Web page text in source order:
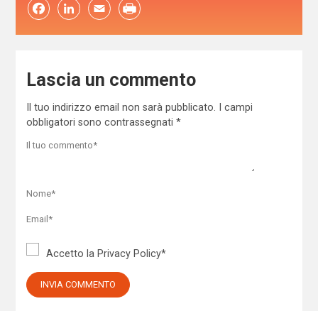
FacebookLinkedIn Email
Lascia un commento
Il tuo indirizzo email non sarà pubblicato.
I campi
obbligatori sono contrassegnati *
Accetto la Privacy Policy*